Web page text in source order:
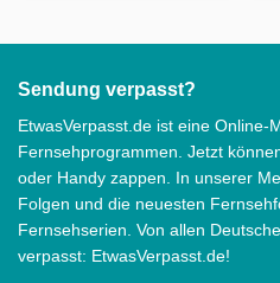
Sendung verpasst?
EtwasVerpasst.de ist eine Online-
Fernsehprogrammen. Jetzt
oder Handy zappen. In unserer
Folgen und die neuesten
Fernsehserien. Von allen
verpasst: EtwasVerpasst.de!